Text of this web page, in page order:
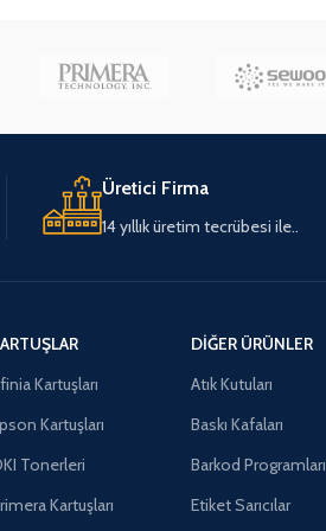
Üretici Firma
14 yıllık üretim tecrübesi ile..
Kartuşları
Kartuşları
Tonerleri
Kartuşları
DIĞER ÜRÜNLER
Atık Kutuları
Baskı Kafaları
Barkod Programları
Etiket Sarıcılar